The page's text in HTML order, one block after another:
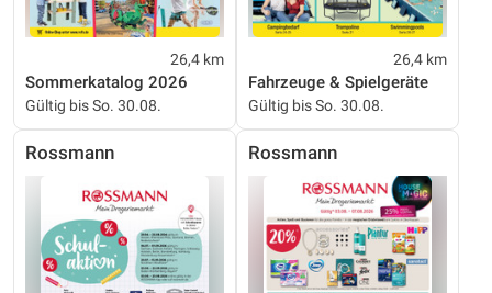
26,4 km
Sommerkatalog 2026
Gültig bis So. 30.08.
26,4 km
Fahrzeuge & Spielgeräte
Gültig bis So. 30.08.
Rossmann Rossmann